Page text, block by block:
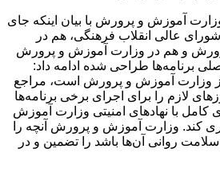
آموزش و پرورش با بیان اینکه جای
عالی انقلاب فرهنگی، هم در
و هم در وزارت آموزش و پرورش
برنامه‌ها طراحی شده ادامه داد:
وزارت آموزش و پرورش است، مراجع
لازم را برای اجرای برخی برنامه‌ها
کامل با نهادهای امنیتی وزارت آموزش
کند. وزارت آموزش و پرورش آنچه را
روانی‌ آن‌ها باشد را تضمین و در